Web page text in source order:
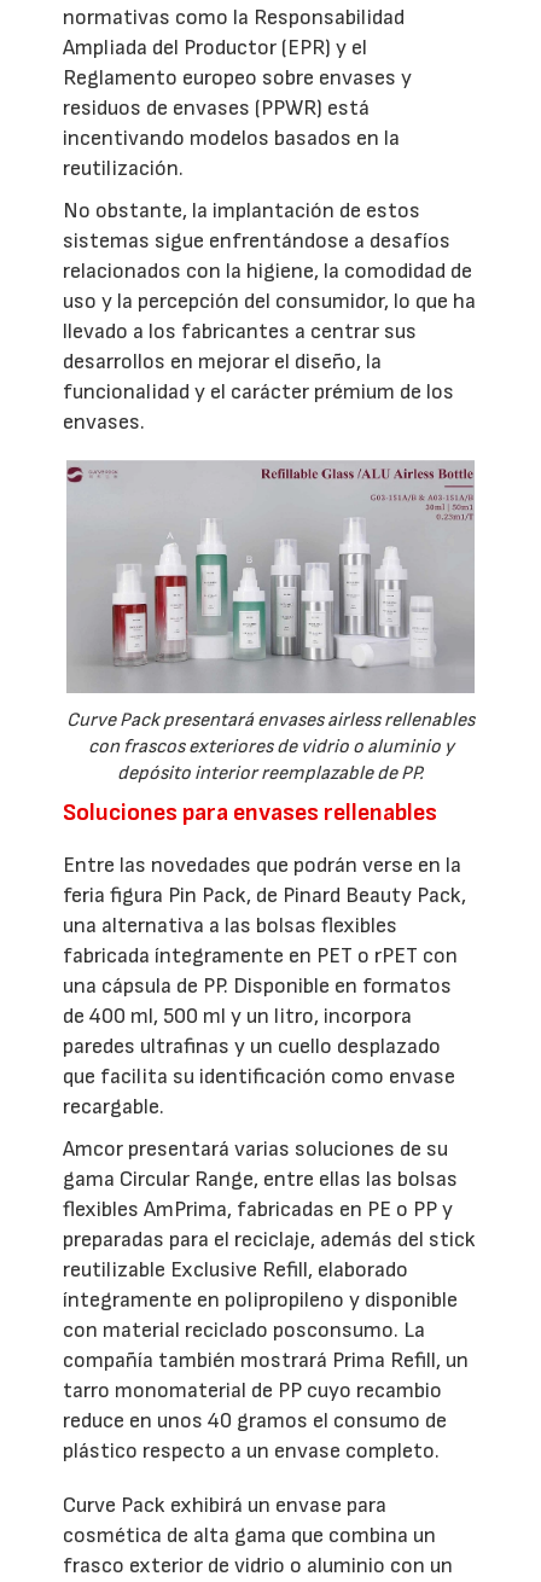
normativas como la Responsabilidad
Ampliada del Productor (EPR) y el
Reglamento europeo sobre envases y
residuos de envases (PPWR) está
incentivando modelos basados en la
reutilización.
No obstante, la implantación de estos
sistemas sigue enfrentándose a desafíos
relacionados con la higiene, la comodidad de
uso y la percepción del consumidor, lo que ha
llevado a los fabricantes a centrar sus
desarrollos en mejorar el diseño, la
funcionalidad y el carácter prémium de los
envases.
Curve Pack presentará envases airless rellenables
con frascos exteriores de vidrio o aluminio y
depósito interior reemplazable de PP.
Soluciones para envases rellenables
Entre las novedades que podrán verse en la
feria figura Pin Pack, de Pinard Beauty Pack,
una alternativa a las bolsas flexibles
fabricada íntegramente en PET o rPET con
una cápsula de PP. Disponible en formatos
de 400 ml, 500 ml y un litro, incorpora
paredes ultrafinas y un cuello desplazado
que facilita su identificación como envase
recargable.
Amcor presentará varias soluciones de su
gama Circular Range, entre ellas las bolsas
flexibles AmPrima, fabricadas en PE o PP y
preparadas para el reciclaje, además del stick
reutilizable Exclusive Refill, elaborado
íntegramente en polipropileno y disponible
con material reciclado posconsumo. La
compañía también mostrará Prima Refill, un
tarro monomaterial de PP cuyo recambio
reduce en unos 40 gramos el consumo de
plástico respecto a un envase completo.
Curve Pack exhibirá un envase para
cosmética de alta gama que combina un
frasco exterior de vidrio o aluminio con un